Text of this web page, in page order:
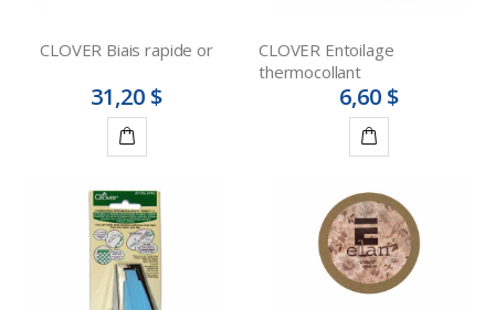
CLOVER Biais rapide or
31,20 $
au
panier
CLOVER Entoilage
thermocollant
6,60 $
au
panier